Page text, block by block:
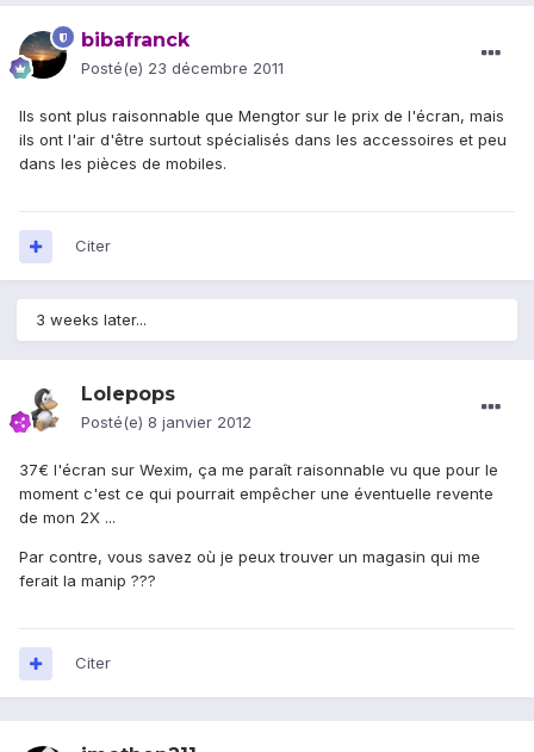
bibafranck
Posté(e) 23 décembre 2011
Ils sont plus raisonnable que Mengtor sur le prix de l'écran, mais
ils ont l'air d'être surtout spécialisés dans les accessoires et peu
dans les pièces de mobiles.
Citer
3 weeks later...
Lolepops
Posté(e) 8 janvier 2012
37€ l'écran sur Wexim, ça me paraît raisonnable vu que pour le
moment c'est ce qui pourrait empêcher une éventuelle revente
de mon 2X ...
Par contre, vous savez où je peux trouver un magasin qui me
ferait la manip ???
Citer